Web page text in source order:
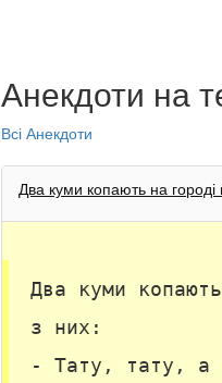
Анекдоти на
Всі Анекдоти
Два куми копають на
Два куми
з них:
- Тату, тату, а